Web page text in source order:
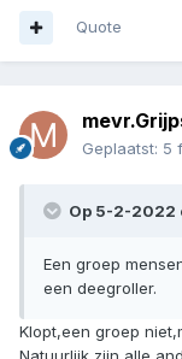
Quote
Geplaatst: 5
Op 5-2-2022
Een groep
een deegroller.
Klopt,een groep